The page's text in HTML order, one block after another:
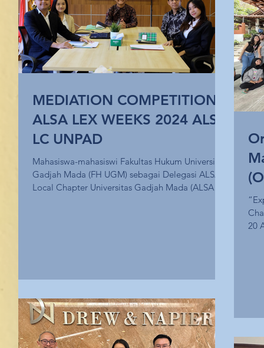
MEDIATION COMPETITION
ALSA LEX WEEKS 2024 ALSA
LC UNPAD
Mahasiswa-mahasiswi Fakultas Hukum Universitas
Gadjah Mada (FH UGM) sebagai Delegasi ALSA
Local Chapter Universitas Gadjah Mada (ALSA
20